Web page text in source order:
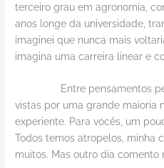
terceiro grau em agronomia,
anos longe da universidade,
imaginei que nunca mais
imagina uma carreira linear e
Entre pensamentos
vistas por uma grande maioria
experiente. Para vocês, um
Todos temos atropelos, minha
muitos. Mas outro dia comento